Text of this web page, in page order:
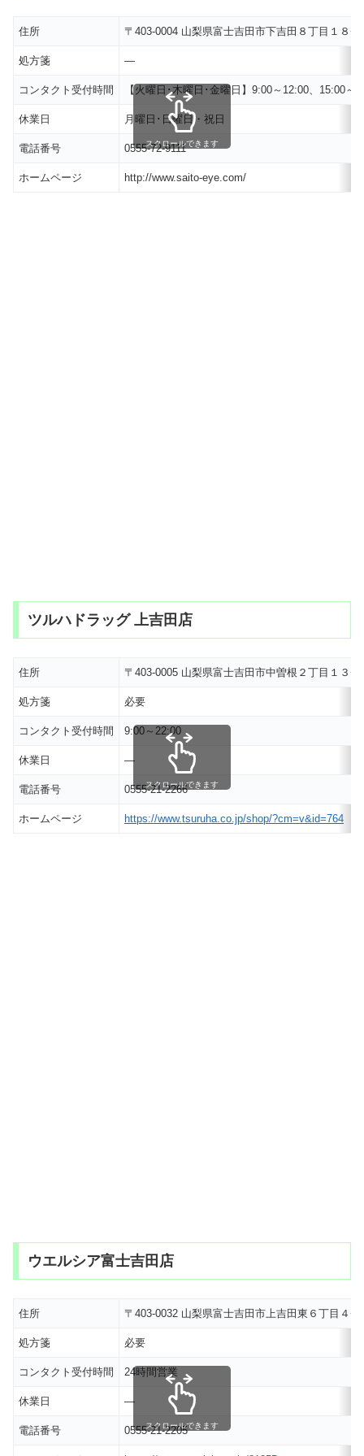
住所 〒403-0004 山梨県富士吉田市下吉田８丁目１８
処方箋 ―
コンタクト受付時間 【火曜日･木曜日･金曜日】9:00～12:00、15:00
休業日 月曜日･日曜日・祝日
電話番号 0555-72-9111
ホームページ http://www.saito-eye.com/
スクロールできます
ツルハドラッグ 上吉田店
住所 〒403-0005 山梨県富士吉田市中曽根２丁目１３
処方箋 必要
コンタクト受付時間 9:00～22:00
休業日 ―
電話番号 0555-21-2266
ホームページ https://www.tsuruha.co.jp/shop/?cm=v&id=764
スクロールできます
ウエルシア富士吉田店
住所 〒403-0032 山梨県富士吉田市上吉田東６丁目４
処方箋 必要
コンタクト受付時間 24時間営業
休業日 ―
電話番号 0555-21-2205
スクロールできます